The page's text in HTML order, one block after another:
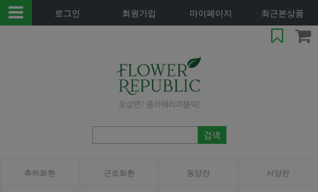
로그인 회원가입 마이페이지 최근본상품
축하화환 근조화환 동양란 서양란